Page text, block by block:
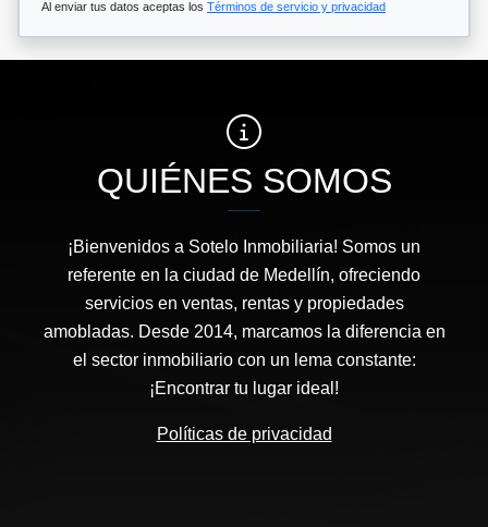
Al enviar tus datos aceptas los Términos de servicio y privacidad
QUIÉNES SOMOS
¡Bienvenidos a Sotelo Inmobiliaria! Somos un
referente en la ciudad de Medellín, ofreciendo
servicios en ventas, rentas y propiedades
amobladas. Desde 2014, marcamos la diferencia en
el sector inmobiliario con un lema constante:
¡Encontrar tu lugar ideal!
Políticas de privacidad